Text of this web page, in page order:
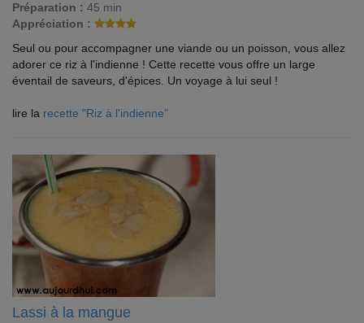
Préparation : 45 min
Appréciation :
Seul ou pour accompagner une viande ou un poisson, vous allez
adorer ce riz à l'indienne ! Cette recette vous offre un large
éventail de saveurs, d'épices. Un voyage à lui seul !
lire la recette "Riz à l'indienne"
Lassi à la mangue